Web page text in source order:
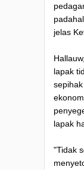
jelas
lapak
lapak
"Tidak